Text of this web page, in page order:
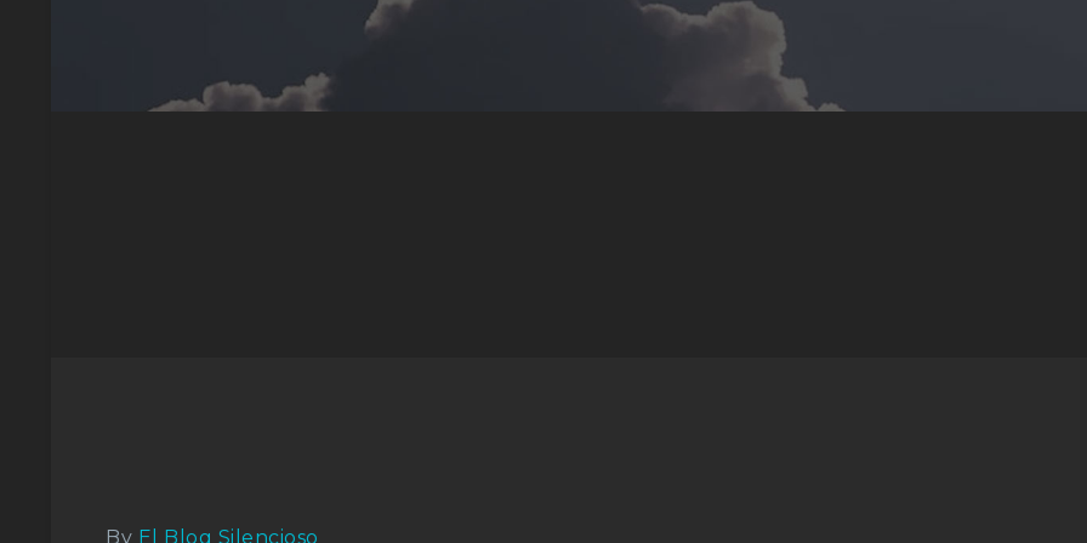
By El Blog Silencioso